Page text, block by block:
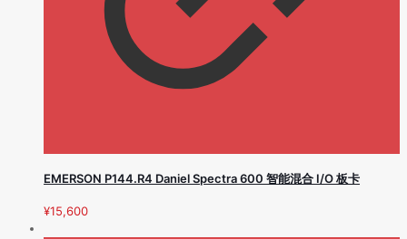
EMERSON P144.R4 Daniel Spectra 600 智能混合 I/O 板卡
¥15,600